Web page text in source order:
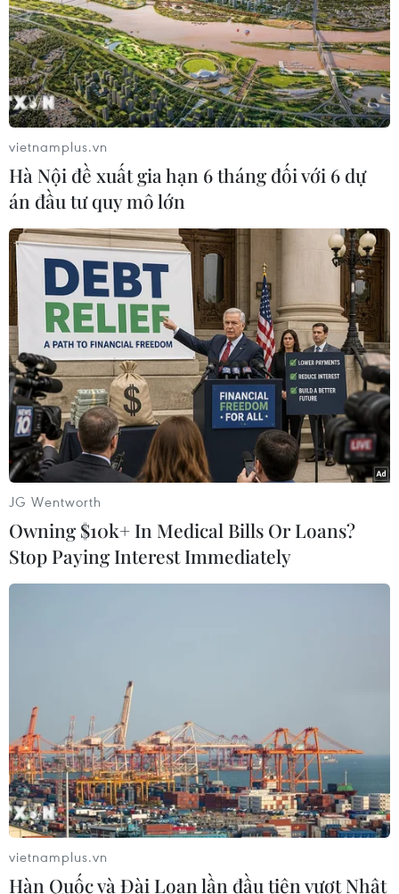
Nhấp chuột để xem kích thước chuẩn.
Trước giờ bóng lăn tại World Cup nữ 2023 ở
Australia và New Zealand ngày 20/7, tờ Marca
của Tây Ban Nha mới đây đã đưa ra nhận định
về những ứng cử viên nặng ký cho ngôi vô
địch./.
vietnamplus.vn
Hà Nội đề xuất gia hạn 6 tháng đối với 6 dự
án đầu tư quy mô lớn
JG Wentworth
Owning $10k+ In Medical Bills Or Loans?
Stop Paying Interest Immediately
vietnamplus.vn
Hàn Quốc và Đài Loan lần đầu tiên vượt Nhật